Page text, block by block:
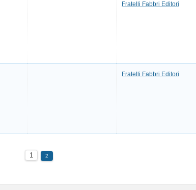
Fratelli Fabbri Editori
Fratelli Fabbri Editori
1 2